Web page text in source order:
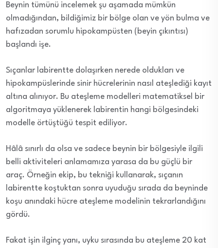
Beynin tümünü incelemek şu aşamada mümkün
olmadığından, bildiğimiz bir bölge olan ve yön bulma ve
hafızadan sorumlu hipokampüsten (beyin çıkıntısı)
başlandı işe.
Sıçanlar labirentte dolaşırken nerede oldukları ve
hipokampüslerinde sinir hücrelerinin nasıl ateşlediği kayıt
altına alınıyor. Bu ateşleme modelleri matematiksel bir
algoritmaya yüklenerek labirentin hangi bölgesindeki
modelle örtüştüğü tespit ediliyor.
Hâlâ sınırlı da olsa ve sadece beynin bir bölgesiyle ilgili
belli aktiviteleri anlamamıza yarasa da bu güçlü bir
araç. Örneğin ekip, bu tekniği kullanarak, sıçanın
labirentte koştuktan sonra uyuduğu sırada da beyninde
koşu anındaki hücre ateşleme modelinin tekrarlandığını
gördü.
Fakat işin ilginç yanı, uyku sırasında bu ateşleme 20 kat